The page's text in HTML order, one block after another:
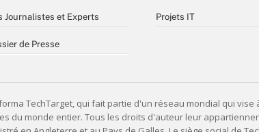
Journalistes et Experts
de Presse
Projets IT